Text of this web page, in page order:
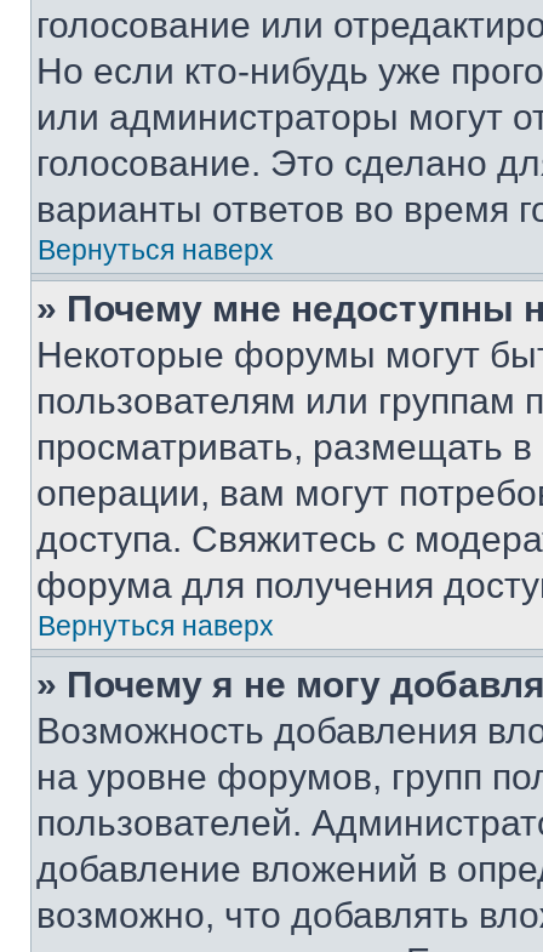
голосование или
Но если кто-нибудь уже
или администраторы могут
голосование. Это сделано
варианты ответов во время
Вернуться наверх
» Почему мне недоступны
Некоторые форумы могут
пользователям или группам
просматривать, размещать
операции, вам могут
доступа. Свяжитесь с
форума для получения
Вернуться наверх
» Почему я не могу
Возможность добавления
на уровне форумов, групп
пользователей.
добавление вложений в
возможно, что добавлять